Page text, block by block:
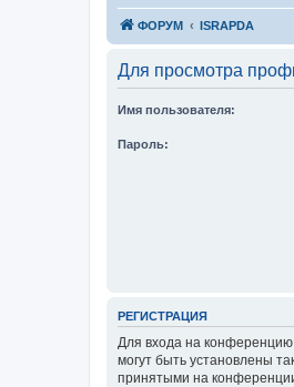
ФОРУМ ISRAPDA
Для просмотра
Имя пользователя:
Пароль:
РЕГИСТРАЦИЯ
Для входа на
могут быть установлены
принятыми на